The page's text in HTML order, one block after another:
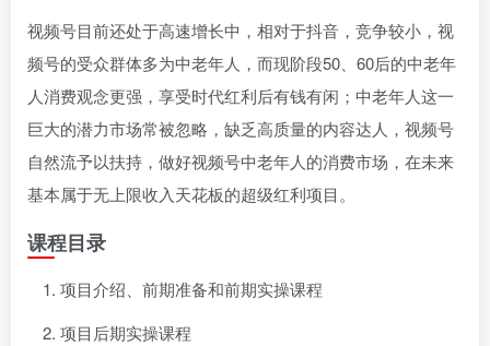
视频号目前还处于高速增长中，相对于抖音，竞争较小，视
频号的受众群体多为中老年人，而现阶段50、60后的中老年
人消费观念更强，享受时代红利后有钱有闲；中老年人这一
巨大的潜力市场常被忽略，缺乏高质量的内容达人，视频号
自然流予以扶持，做好视频号中老年人的消费市场，在未来
基本属于无上限收入天花板的超级红利项目。
课程目录
项目介绍、前期准备和前期实操课程
项目后期实操课程